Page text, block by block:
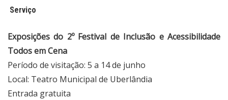
Serviço
Exposições do 2º Festival de Inclusão e Acessibilidade
Todos em Cena
Período de visitação: 5 a 14 de junho
Local: Teatro Municipal de Uberlândia
Entrada gratuita